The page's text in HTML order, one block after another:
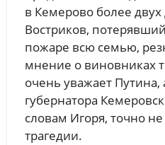
в Кемерово более
Востриков,
пожаре всю семью,
мнение о виновниках
очень уважает
губернатора
словам Игоря, точно
трагедии.